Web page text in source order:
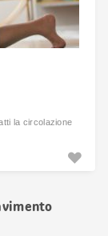
la circolazione